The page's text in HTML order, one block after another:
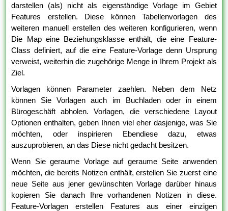
darstellen (als) nicht als eigenständige Vorlage im Gebiet
Features erstellen. Diese können Tabellenvorlagen des
weiteren manuell erstellen des weiteren konfigurieren, wenn
Die Map eine Beziehungsklasse enthält, die eine Feature-
Class definiert, auf die eine Feature-Vorlage denn Ursprung
verweist, weiterhin die zugehörige Menge in Ihrem Projekt als
Ziel.
Vorlagen können Parameter zaehlen. Neben dem Netz
können Sie Vorlagen auch im Buchladen oder in einem
Bürogeschäft abholen. Vorlagen, die verschiedene Layout
Optionen enthalten, geben Ihnen viel eher dasjenige, was Sie
möchten, oder inspirieren Ebendiese dazu, etwas
auszuprobieren, an das Diese nicht gedacht besitzen.
Wenn Sie geraume Vorlage auf geraume Seite anwenden
möchten, die bereits Notizen enthält, erstellen Sie zuerst eine
neue Seite aus jener gewünschten Vorlage darüber hinaus
kopieren Sie danach Ihre vorhandenen Notizen in diese.
Feature-Vorlagen erstellen Features aus einer einzigen